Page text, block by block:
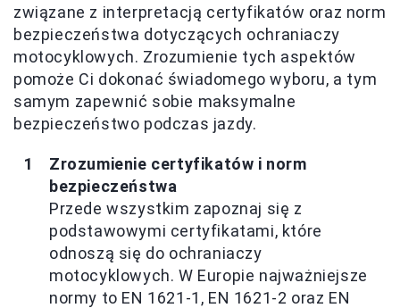
związane z interpretacją certyfikatów oraz norm
bezpieczeństwa dotyczących ochraniaczy
motocyklowych. Zrozumienie tych aspektów
pomoże Ci dokonać świadomego wyboru, a tym
samym zapewnić sobie maksymalne
bezpieczeństwo podczas jazdy.
Zrozumienie certyfikatów i norm
bezpieczeństwa
Przede wszystkim zapoznaj się z
podstawowymi certyfikatami, które
odnoszą się do ochraniaczy
motocyklowych. W Europie najważniejsze
normy to EN 1621-1, EN 1621-2 oraz EN